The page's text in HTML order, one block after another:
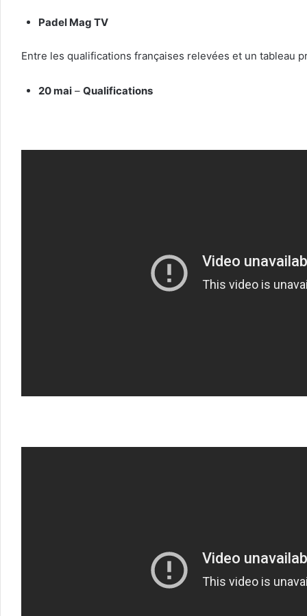
Padel Mag TV
Entre les qualifications françaises relevées et un tableau
20 mai – Qualifications